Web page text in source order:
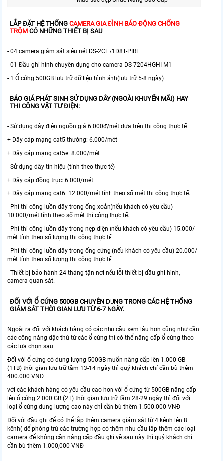
LẮP ĐẶT HỆ THỐNG CAMERA GIA ĐÌNH BÁO ĐỘNG CHỐNG
TRỘM CÓ NHỮNG THIẾT BỊ SAU
- 04 camera giám sát siêu nét DS-2CE71D8T-PIRL
- 01 Đầu ghi hình chuyên dụng cho camera DS-7204HGHI-M1
- 1 Ổ cứng 500GB lưu trữ dữ liệu hình ảnh(lưu trữ 5-8 ngày)
BÁO GIÁ PHÁT SINH SỬ DỤNG DÂY (NGOÀI KHUYẾN MÃI) HAY
THI CÔNG VẬT TƯ ĐIỆN:
- Sử dụng dây điện nguồn giá 6.000đ/mét dựa trên thi công thực tế
+ Dây cáp mạng cat5 thường: 6.000/mét
+ Dây cáp mạng cat5e: 8.000/mét
- Sử dụng dây tín hiệu (tính theo thực tế)
+ Dây cáp đồng trục: 6.000/mét
+ Dây cáp mạng cat6: 12.000/mét tính theo số mét thi công thực tế.
- Phí thi công luồn dây trong ống xoắn(nếu khách có yêu cầu)
10.000/mét tính theo số mét thi công thực tế.
- Phí thi công luồn dây trong nẹp điện (nếu khách có yêu cầu) 15.000/
mét tính theo số lượng thi công thực tế.
- Phí thi công luồn dây trong ống cứng (nếu khách có yêu cầu) 20.000/
mét tính theo số lượng thi công thực tế.
- Thiết bị bảo hành 24 tháng tận nơi nếu lỗi thiết bị đầu ghi hình,
camera quan sát.
ĐỐI VỚI Ổ CỨNG 500GB CHUYÊN DUNG TRONG CÁC HỆ THỐNG
GIÁM SÁT THỜI GIAN LƯU TỪ 6-7 NGÀY.
Ngoài ra đối với khách hàng có các nhu cầu xem lâu hơn cũng như cần
các công năng đặc thù từ các ổ cứng thì có thể nâng cấp ổ cứng theo
các lựa chọn sau:
Đối với ổ cứng có dung lượng 500GB muốn nâng cấp lên 1.000 GB
(1TB) thời gian lưu trữ tầm 13-14 ngày thì quý khách chỉ cần bù thêm
400.000 VNĐ.
với các khách hàng có yêu cầu cao hơn với ổ cứng từ 500GB nâng cấp
lên ổ cứng 2.000 GB (2T) thời gian lưu trữ tầm 28-29 ngày thì đối với
loại ổ cứng dung lượng cao này chỉ cần bù thêm 1.500.000 VNĐ
Đối với đầu ghi để có thể lắp thêm camera giám sát từ 4 kênh lên 8
kênh( để phòng trù các trường hợp có thêm nhu cầu lắp thêm các loại
camera để không cần nâng cấp đầu ghi về sau này thì quý khách chỉ
cần bù thêm 1.000,000 VNĐ